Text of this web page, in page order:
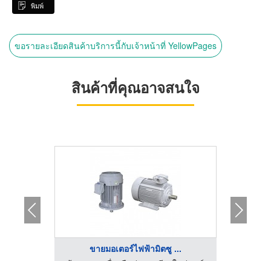
พิมพ์
ขอรายละเอียดสินค้าบริการนี้กับเจ้าหน้าที่ YellowPages
สินค้าที่คุณอาจสนใจ
ขายมอเตอร์ไฟฟ้ามิตซู ...